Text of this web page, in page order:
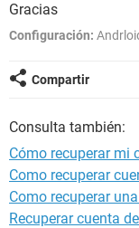
Gracias
Configuración:
Compartir
Consulta también:
Cómo recuperar mi
Como recuperar
Como recuperar
Recuperar cuenta